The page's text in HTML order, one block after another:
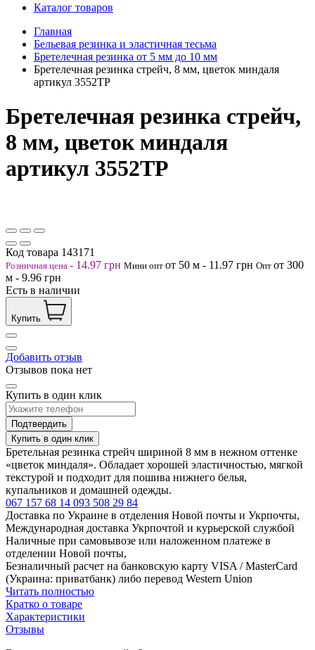
Каталог товаров
Главная
Бельевая резинка и эластичная тесьма
Бретелечная резинка от 5 мм до 10 мм
Бретелечная резинка стрейч, 8 мм, цветок миндаля
артикул 3552ТР
Бретелечная резинка стрейч,
8 мм, цветок миндаля
артикул 3552ТР
Код товара 143171
Розничная цена - 14.97 грн Мини опт от 50 м - 11.97 грн Опт от 300
м - 9.96 грн
Есть в наличии
Купить
Добавить отзыв
Отзывов пока нет
Купить в один клик
Подтвердить
Купить в один клик
Бретельная резинка стрейч шириной 8 мм в нежном оттенке
«цветок миндаля». Обладает хорошей эластичностью, мягкой
текстурой и подходит для пошива нижнего белья,
купальников и домашней одежды.
067 157 68 14 093 508 29 84
Доставка по Украине в отделения Новой почты и Укрпочты,
Международная доставка Укрпочтой и курьерской службой
Наличные при самовывозе или наложенном платеже в
отделении Новой почты,
Безналичный расчет на банковскую карту VISA / MasterCard
(Украина: приватбанк) либо перевод Western Union
Читать полностью
Кратко о товаре
Характеристики
Отзывы